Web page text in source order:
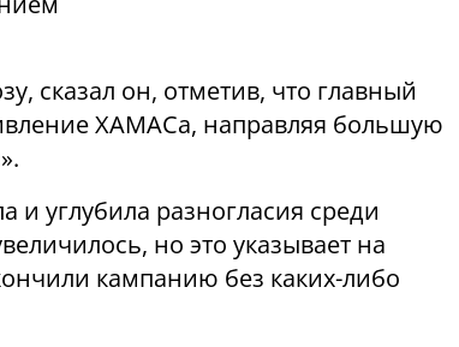
сказал он, отметив, что главный
ХАМАСа, направляя большую
углубила разногласия среди
но это указывает на
кампанию без каких-либо